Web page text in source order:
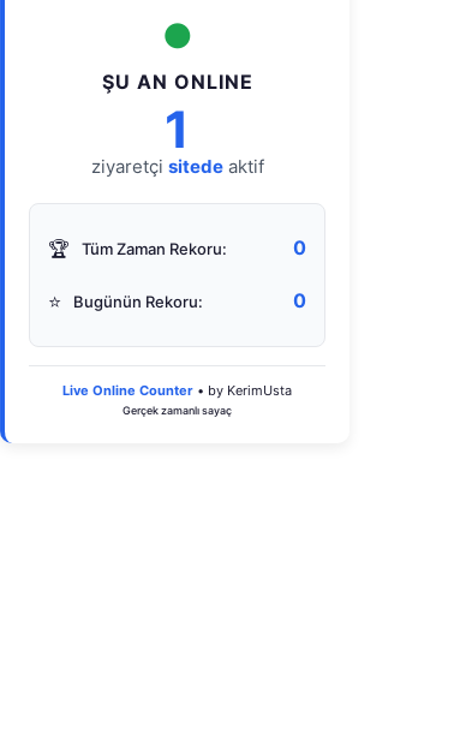
●
ŞU AN ONLINE
1
ziyaretçi sitedeaktif
🏆 Tüm Zaman Rekoru: 0
⭐ Bugünün Rekoru: 0
Live Online Counter • by KerimUsta
Gerçek zamanlı sayaç